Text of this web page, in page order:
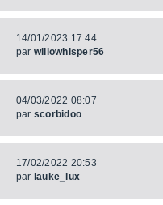
14/01/2023 17:44
par willowhisper56
04/03/2022 08:07
par scorbidoo
17/02/2022 20:53
par lauke_lux